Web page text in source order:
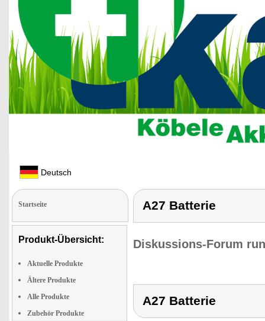
Deutsch
Startseite
Produkt-Übersicht:
Aktuelle Produkte
Ältere Produkte
Alle Produkte
Zubehör Produkte
A27 Batterie
Diskussions-Forum
A27 Batterie